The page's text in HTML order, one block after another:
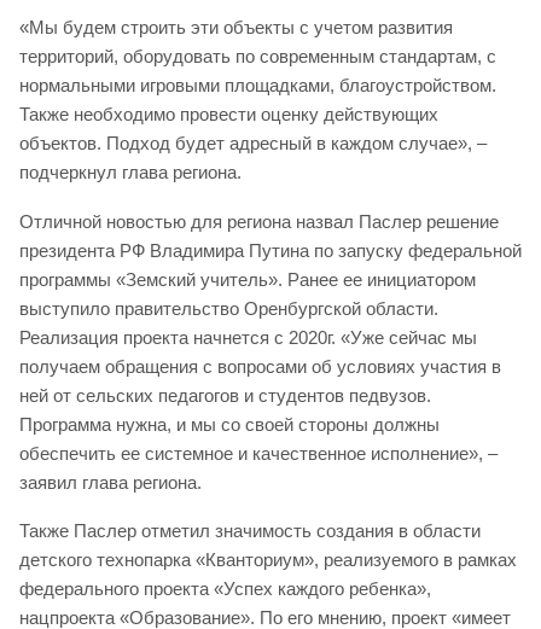
«Мы будем строить эти объекты с учетом развития
территорий, оборудовать по современным стандартам, с
нормальными игровыми площадками, благоустройством.
Также необходимо провести оценку действующих
объектов. Подход будет адресный в каждом случае», –
подчеркнул глава региона.
Отличной новостью для региона назвал Паслер решение
президента РФ Владимира Путина по запуску федеральной
программы «Земский учитель». Ранее ее инициатором
выступило правительство Оренбургской области.
Реализация проекта начнется с 2020г. «Уже сейчас мы
получаем обращения с вопросами об условиях участия в
ней от сельских педагогов и студентов педвузов.
Программа нужна, и мы со своей стороны должны
обеспечить ее системное и качественное исполнение», –
заявил глава региона.
Также Паслер отметил значимость создания в области
детского технопарка «Кванториум», реализуемого в рамках
федерального проекта «Успех каждого ребенка»,
нацпроекта «Образование». По его мнению, проект «имеет